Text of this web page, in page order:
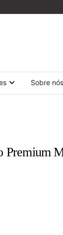
Sobre nós
Premium